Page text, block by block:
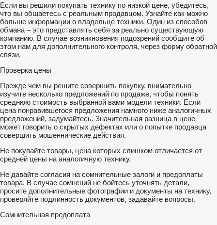
Если вы решили покупать технику по низкой цене, убедитесь,
что вы общаетесь с реальным продавцом. Узнайте как можно
больше информации о владельце техники. Один из способов
обмана – это представлять себя за реально существующую
компанию. В случае возникновения подозрений сообщите об
этом нам для дополнительного контроля, через форму обратной
связи.
Проверка цены
Прежде чем вы решите совершить покупку, внимательно
изучите несколько предложений по продаже, чтобы понять
среднюю стоимость выбранной вами модели техники. Если
цена понравившегося предложения намного ниже аналогичных
предложений, задумайтесь. Значительная разница в цене
может говорить о скрытых дефектах или о попытке продавца
совершить мошеннические действия.
Не покупайте товары, цена которых слишком отличается от
средней цены на аналогичную технику.
Не давайте согласия на сомнительные залоги и предоплаты
товара. В случае сомнений не бойтесь уточнять детали,
просите дополнительные фотографии и документы на технику,
проверяйте подлинность документов, задавайте вопросы.
Сомнительная предоплата